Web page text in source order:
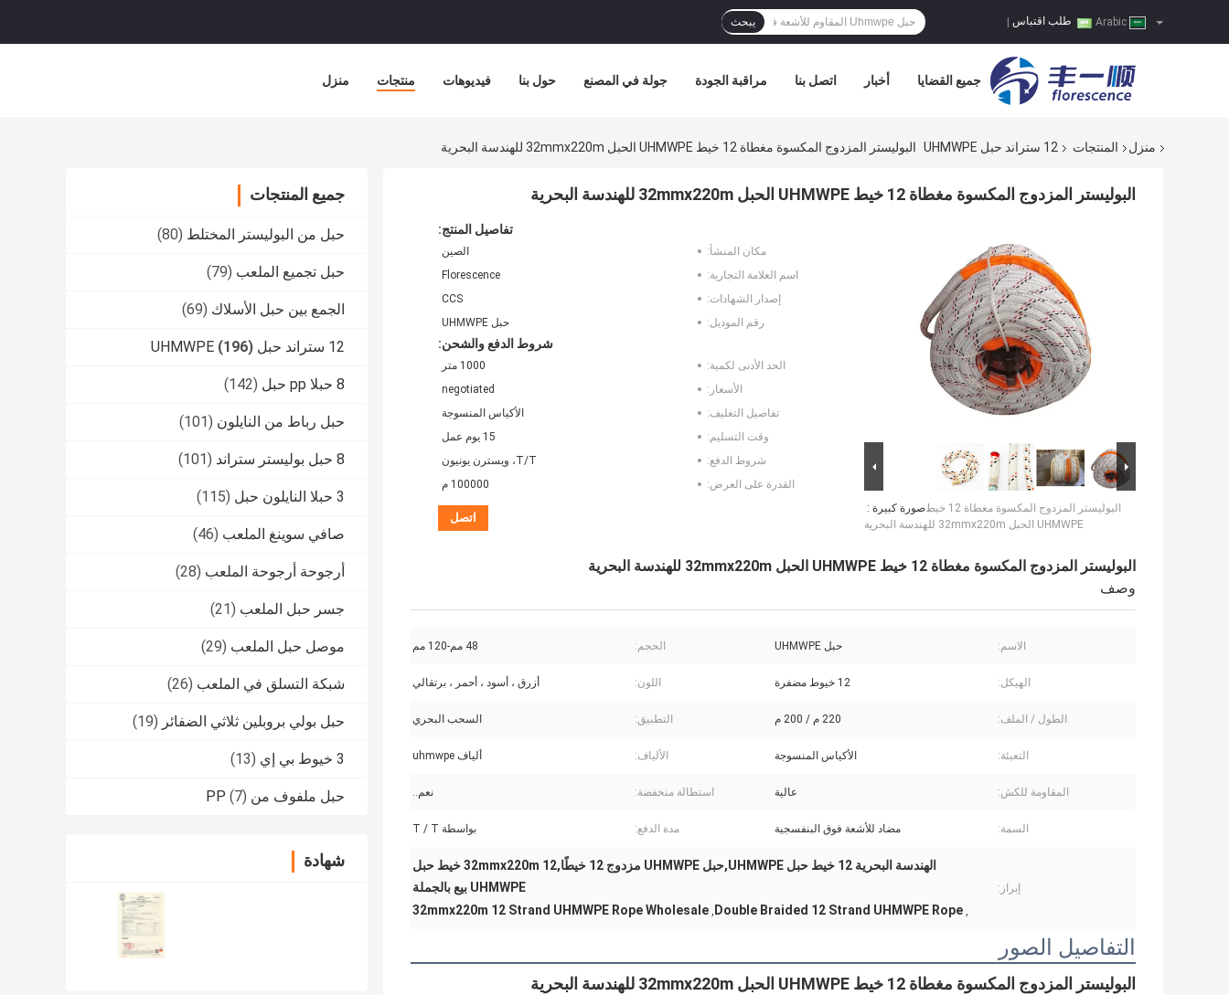
طلب اقتباس يبحث
منزل منتجات فيديوهات حول بنا جولة في المصنع مراقبة الجودة اتصل بنا أخبار جميع القضايا
منزل المنتجات 12 ستراند حبل UHMWPE البوليستر المزدوج المكسوة مغطاة 12 خيط UHMWPE الحبل 32mmx220m للهندسة البحرية
جميع المنتجات
حبل من البوليستر المختلط (80)
حبل تجميع الملعب (79)
الجمع بين حبل الأسلاك (69)
12 ستراند حبل UHMWPE (196)
8 حبلا pp حبل (142)
حبل رباط من النايلون (101)
8 حبل بوليستر ستراند (101)
3 حبلا النايلون حبل (115)
صافي سوينغ الملعب (46)
أرجوحة أرجوحة الملعب (28)
جسر حبل الملعب (21)
موصل حبل الملعب (29)
شبكة التسلق في الملعب (26)
حبل بولي بروبلين ثلاثي الضفائر (19)
3 خيوط بي إي (13)
حبل ملفوف من PP (7)
شهادة
البوليستر المزدوج المكسوة مغطاة 12 خيط UHMWPE الحبل 32mmx220m للهندسة البحرية
صورة كبيرة :البوليستر المزدوج المكسوة مغطاة 12 خيط
UHMWPE الحبل 32mmx220m للهندسة البحرية
تفاصيل المنتج:
مكان المنشأ:
الصين
اسم العلامة التجارية:
Florescence
إصدار الشهادات:
CCS
رقم الموديل:
حبل UHMWPE
شروط الدفع والشحن:
الحد الأدنى لكمية:
1000 متر
الأسعار:
negotiated
تفاصيل التغليف:
الأكياس المنسوجة
وقت التسليم:
15 يوم عمل
شروط الدفع:
T/T، ويسترن يونيون
القدرة على العرض:
100000 م
اتصل
البوليستر المزدوج المكسوة مغطاة 12 خيط UHMWPE الحبل 32mmx220m للهندسة البحرية
وصف
الاسم: حبل UHMWPE الحجم: 48 مم-120 مم
الهيكل: 12 خيوط مضفرة اللون: أزرق ، أسود ، أحمر ، برتقالي
الطول / الملف: 220 م / 200 م التطبيق: السحب البحري
التعبئة: الأكياس المنسوجة الألياف: ألياف uhmwpe
المقاومة للكش: عالية استطالة منخفضة: نعم..
السمة: مضاد للأشعة فوق البنفسجية مدة الدفع: بواسطة T / T
إبراز:
الهندسة البحرية 12 خيط حبل UHMWPE,حبل UHMWPE مزدوج 12 خيطًا,32mmx220m 12 خيط حبل
UHMWPE بيع بالجملة
,
Double Braided 12 Strand UHMWPE Rope
,
32mmx220m 12 Strand UHMWPE Rope Wholesale
التفاصيل الصور
البوليستر المزدوج المكسوة مغطاة 12 خيط UHMWPE الحبل 32mmx220m للهندسة البحرية